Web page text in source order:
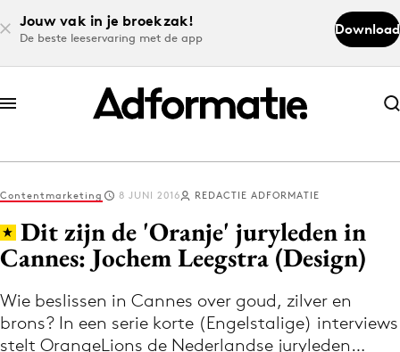
Jouw vak in je broekzak!
De beste leeservaring met de app
Download
Abonneer nu
Abonneer nu
Log in
Download de app
Volg het laatste nieuws via de Adformatie
Nieuws app
Contentmarketing 8 JUNI 2016 REDACTIE ADFORMATIE
Dit zijn de 'Oranje' juryleden in
Cannes: Jochem Leegstra (Design)
Wie beslissen in Cannes over goud, zilver en
brons? In een serie korte (Engelstalige) interviews
stelt OrangeLions de Nederlandse juryleden…